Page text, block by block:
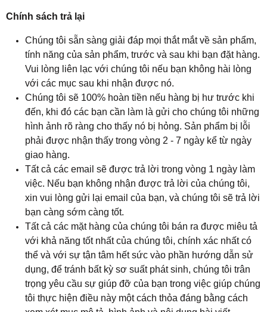
Chính sách trả lại
Chúng tôi sẵn sàng giải đáp mọi thắt mắt về sản phẩm,
tính năng của sản phẩm, trước và sau khi bạn đặt hàng.
Vui lòng liên lạc với chúng tôi nếu bạn không hài lòng
với các mục sau khi nhận được nó.
Chúng tôi sẽ 100% hoàn tiền nếu hàng bị hư trước khi
đến, khi đó các bạn cần làm là gửi cho chúng tôi những
hình ảnh rõ ràng cho thấy nó bị hỏng. Sản phẩm bị lỗi
phải được nhận thấy trong vòng 2 - 7 ngày kể từ ngày
giao hàng.
Tất cả các email sẽ được trả lời trong vòng 1 ngày làm
việc. Nếu bạn không nhận được trả lời của chúng tôi,
xin vui lòng gửi lại email của bạn, và chúng tôi sẽ trả lời
bạn càng sớm càng tốt.
Tất cả các mặt hàng của chúng tôi bán ra được miêu tả
với khả năng tốt nhất của chúng tôi, chính xác nhất có
thể và với sự tận tâm hết sức vào phần hướng dẫn sử
dụng, để tránh bất kỳ sơ suất phát sinh, chúng tôi trân
trọng yêu cầu sự giúp đỡ của bạn trong việc giúp chúng
tôi thực hiện điều này một cách thỏa đáng bằng cách